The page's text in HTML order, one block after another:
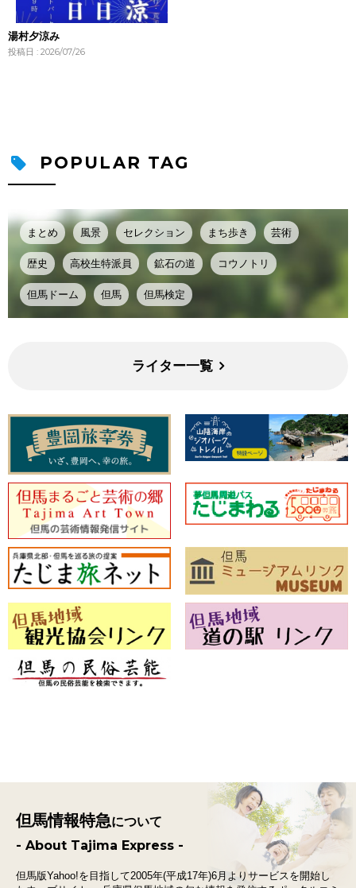
湯村夕涼み
投稿日 : 2026/07/26
POPULAR TAG
まとめ 風景 セレクション まち歩き 芸術
歴史 高校生特派員 鉱石の道 コウノトリ
但馬ドーム 但馬 但馬検定
ライター一覧
但馬情報特急について
- About Tajima Express -
但馬版Yahoo!を目指して2005年(平成17年)6月よりサービスを開始し